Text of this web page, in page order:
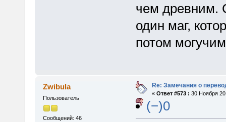
чем древним.
один маг,
потом
Zwibula
Пользователь
Сообщений: 46
Re: Замечания о
« Ответ #573 : 30 Ноября
(−)0